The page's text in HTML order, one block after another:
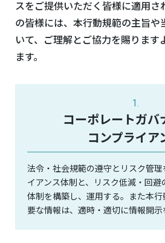
スをご提供いただく皆様に適用さ
の皆様には、本行動規範の主旨や
いて、ご理解とご協力を賜ります
ます。​
1.
コーポレートガバ
コンプライア
法令・社会規範の遵守とリスク管
イアンス体制と、リスク低減・回避
体制を構築し、運用する。また本
要な情報は、適時・適切に情報開示